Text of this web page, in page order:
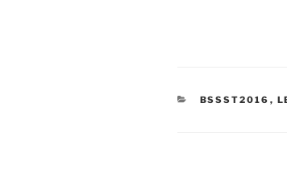
KATEGORIEN
BSSST2016 ,